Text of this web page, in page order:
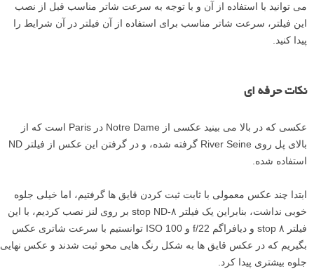
می توانید با استفاده از آن و با توجه به سرعت شاتر مناسب قبل از نصب
این فیلتر، سرعت شاتر مناسب برای استفاده از آن فیلتر در آن شرایط را
پیدا کنید.
نکات حرفه ای
عکسی که در بالا می بینید عکسی از Notre Dame در Paris است که از
بالای پل روی River Seine گرفته شده، و در گرفتن این عکس از فیلتر ND
استفاده شده.
ابتدا چند عکس معمولی با ثابت ثبت کردن قایق ها گرفتیم، اما خیلی جلوه
خوبی نداشت، بنابراین یک فیلتر ۸-stop ND بر روی لنز نصب کردیم، با این
فیلتر ۸ stop و دیافراگم f/22 و ISO 100 توانستیم با سرعت شاتری عکس
بگیریم که در عکس قایق ها به شکل رنگ هایی محو ثبت شدند و عکس نهایی
جلوه بیشتری پیدا کرد.